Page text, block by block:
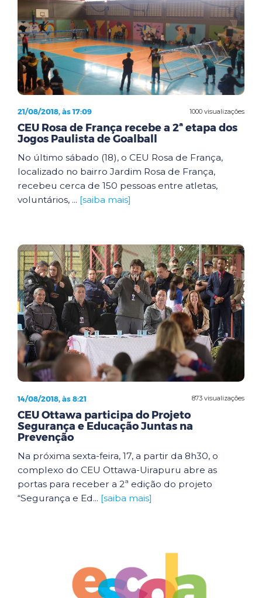
1000 visualizações
21/08/2018, às 17:09
CEU Rosa de França recebe a 2ª etapa dos
Jogos Paulista de Goalball
No último sábado (18), o CEU Rosa de França,
localizado no bairro Jardim Rosa de França,
recebeu cerca de 150 pessoas entre atletas,
voluntários, ... [saiba mais]
873 visualizações
14/08/2018, às 8:21
CEU Ottawa participa do Projeto
Segurança e Educação Juntas na
Prevenção
Na próxima sexta-feira, 17, a partir da 8h30, o
complexo do CEU Ottawa-Uirapuru abre as
portas para receber a 2ª edição do projeto
“Segurança e Ed... [saiba mais]